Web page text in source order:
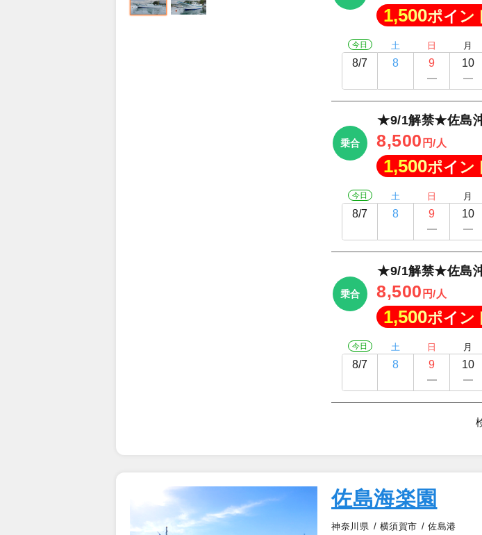
1,500ポイン
今日
8/7
土
8
日
9
月
10
乗合
★9/1解禁★佐島沖
8,500 円/人
1,500ポイン
今日
8/7
土
8
日
9
月
10
乗合
★9/1解禁★佐島沖
8,500 円/人
1,500ポイン
今日
8/7
土
8
日
9
月
10
佐島海楽園
神奈川県 横須賀市 佐島港